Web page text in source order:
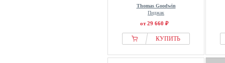
Thomas Goodwin
Пиджак
от 29 660 ₽
КУПИТЬ